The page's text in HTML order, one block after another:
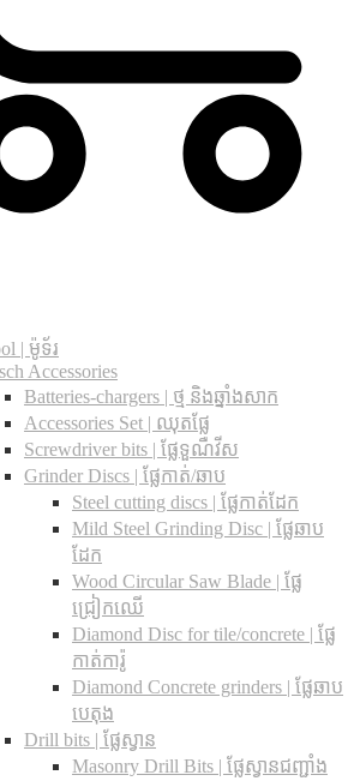
| ម៉ូទ័រ
Accessories
Batteries-chargers | ថ្ម និងឆ្នាំងសាក
Accessories Set | ឈុតផ្លែ
Screwdriver bits | ផ្លែទួណឺវីស
Grinder Discs |​ ផ្លែកាត់/ឆាប
Steel cutting discs |​ ផ្លែកាត់ដែក
Mild Steel Grinding Disc | ផ្លែឆាប
ដែក
Wood Circular Saw Blade | ផ្លែ
ជ្រៀកឈើ
Diamond Disc for tile/concrete​ | ផ្លែ
កាត់ការ៉ូ
Diamond Concrete grinders | ផ្លែឆាប
បេតុង
Drill bits |​ ផ្លែស្វាន
Masonry Drill Bits |​ ផ្លែស្វានជញ្ជាំង